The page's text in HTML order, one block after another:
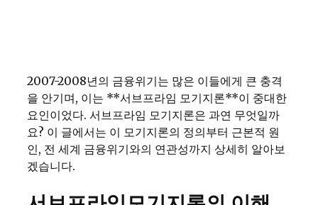
2007-2008년의 금융위기는 많은 이들에게 큰 충격
을 안기며, 이는 **서브프라임 모기지론**이 중대한
요인이었다. 서브프라임 모기지론은 과연 무엇일까
요? 이 글에서는 이 모기지론의 정의부터 근본적 원
인, 전 세계 금융위기와의 연관성까지 상세히 알아보
겠습니다.